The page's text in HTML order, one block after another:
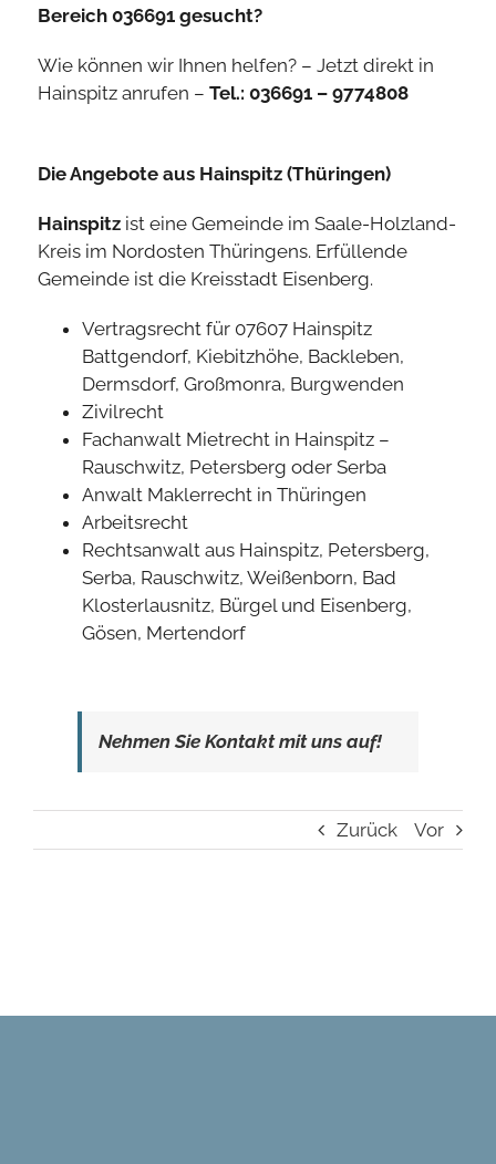
Bereich 036691 gesucht?
Wie können wir Ihnen helfen? – Jetzt direkt in
Hainspitz anrufen – Tel.: 036691 – 9774808
Die Angebote aus Hainspitz (Thüringen)
Hainspitz ist eine Gemeinde im Saale-Holzland-
Kreis im Nordosten Thüringens. Erfüllende
Gemeinde ist die Kreisstadt Eisenberg.
Vertragsrecht für 07607 Hainspitz
Battgendorf, Kiebitzhöhe, Backleben,
Dermsdorf, Großmonra, Burgwenden
Zivilrecht
Fachanwalt Mietrecht in Hainspitz –
Rauschwitz, Petersberg oder Serba
Anwalt Maklerrecht in Thüringen
Arbeitsrecht
Rechtsanwalt aus Hainspitz, Petersberg,
Serba, Rauschwitz, Weißenborn, Bad
Klosterlausnitz, Bürgel und Eisenberg,
Gösen, Mertendorf
Nehmen Sie Kontakt mit uns auf!
Zurück Vor